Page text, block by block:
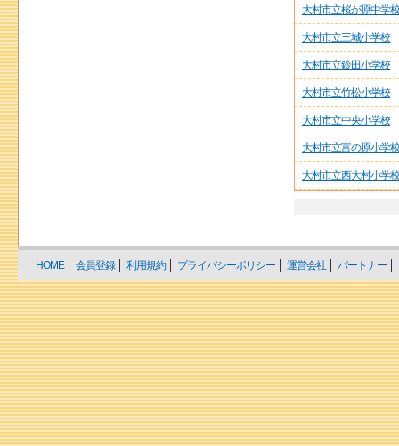
大村市立桜が原中学校
大村市立三城小学校
大村市立鈴田小学校
大村市立竹松小学校
大村市立中央小学校
大村市立富の原小学校
大村市立西大村小学校
HOME 会員登録 利用規約 プライバシーポリシー 運営会社 パートナー